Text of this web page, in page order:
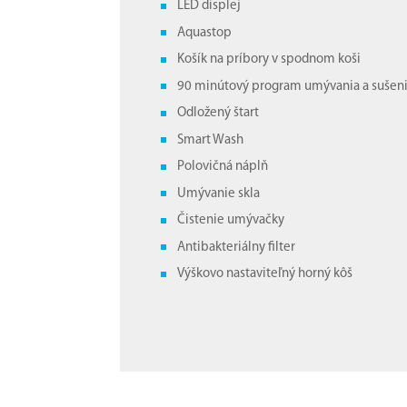
LED displej
Aquastop
Košík na príbory v spodnom koši
90 minútový program umývania a
Odložený štart
Smart Wash
Polovičná náplň
Umývanie skla
Čistenie umývačky
Antibakteriálny filter
Výškovo nastaviteľný horný kôš